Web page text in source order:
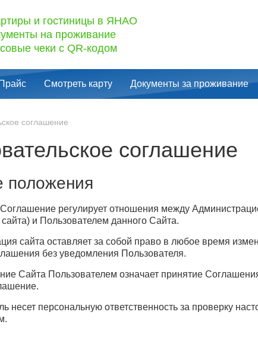
и гостиницы в ЯНАО
на проживание
чеки с QR-кодом
Прайс Смотреть карту Документы за проживание
соглашение
соглашение
регулирует отношения между
и Пользователем данного Сайта.
сайта оставляет за собой право в любое время
без уведомления Пользователя.
Сайта Пользователем означает принятие
несет персональную ответственность за проверку